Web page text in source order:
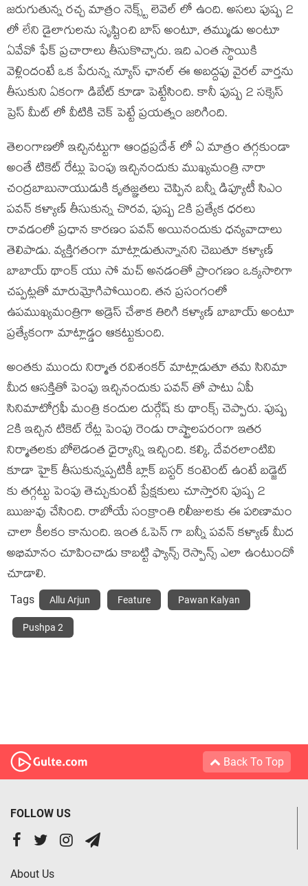
జరుగుతున్న రచ్చ మాత్రం నెక్స్ట్ లెవెల్ లో ఉంది. అసలు పుష్ప 2
లో లేని డైలాగులను సృష్టించి బాస్ అంటూ, తమ్ముడు అంటూ
ఏవేవో ఫేక్ ప్రచారాలు తీసుకొచ్చారు. ఇది ఎంత స్థాయికి
వెళ్లిందంటే ఒక పేరున్న న్యూస్ ఛానల్ ఈ అబద్దపు వైరల్ వార్తను
తీసుకుని ఏకంగా డిబేట్ కూడా పెట్టేసింది. కానీ పుష్ప 2 సక్సెస్
ప్రెస్ మీట్ లో వీటికి చెక్ పెట్టే ప్రయత్నం జరిగింది.
తెలంగాణలో ఇచ్చినట్టుగా ఆంధ్రప్రదేశ్ లో ఏ మాత్రం తగ్గకుండా
అంతే టికెట్ రేట్లు పెంపు ఇచ్చినందుకు ముఖ్యమంత్రి నారా
చంద్రబాబునాయుడుకి కృతజ్ఞతలు చెప్పిన బన్నీ డిప్యూటీ సిఎం
పవన్ కళ్యాణ్ తీసుకున్న చొరవ, పుష్ప 2కి ప్రత్యేక ధరలు
రావడంలో ప్రధాన కారణం పవన్ అయినందుకు ధన్యవాదాలు
తెలిపాడు. వ్యక్తిగతంగా మాట్లాడుతున్నానని చెబుతూ కళ్యాణ్
బాబాయ్ థాంక్ యు సో మచ్ అనడంతో ప్రాంగణం ఒక్కసారిగా
చప్పట్లతో మారుమ్రోగిపోయింది. తన ప్రసంగంలో
ఉపముఖ్యమంత్రిగా అడ్రెస్ చేశాక తిరిగి కళ్యాణ్ బాబాయ్ అంటూ
ప్రత్యేకంగా మాట్లాడ్డం ఆకట్టుకుంది.
అంతకు ముందు నిర్మాత రవిశంకర్ మాట్లాడుతూ తమ సినిమా
మీద ఆసక్తితో పెంపు ఇచ్చినందుకు పవన్ తో పాటు ఏపీ
సినిమాటోగ్రఫీ మంత్రి కందుల దుర్గేష్ కు థాంక్స్ చెప్పారు. పుష్ప
2కి ఇచ్చిన టికెట్ రేట్ల పెంపు రెండు రాష్ట్రాలపరంగా ఇతర
నిర్మాతలకు బోలెడంత ధైర్యాన్ని ఇచ్చింది. కల్కి, దేవరలాంటివి
కూడా హైక్ తీసుకున్నప్పటికీ బ్లాక్ బస్టర్ కంటెంట్ ఉంటే బడ్జెట్
కు తగ్గట్టు పెంపు తెచ్చుకుంటే ప్రేక్షకులు చూస్తారని పుష్ప 2
ఋజువు చేసింది. రాబోయే సంక్రాంతి రిలీజులకు ఈ పరిణామం
చాలా కీలకం కానుంది. ఇంత ఓపెన్ గా బన్నీ పవన్ కళ్యాణ్ మీద
అభిమానం చూపించాడు కాబట్టి ఫ్యాన్స్ రెస్పాన్స్ ఎలా ఉంటుందో
చూడాలి.
Tags Allu Arjun Feature Pawan Kalyan
Pushpa 2
Back To Top
FOLLOW US
About Us